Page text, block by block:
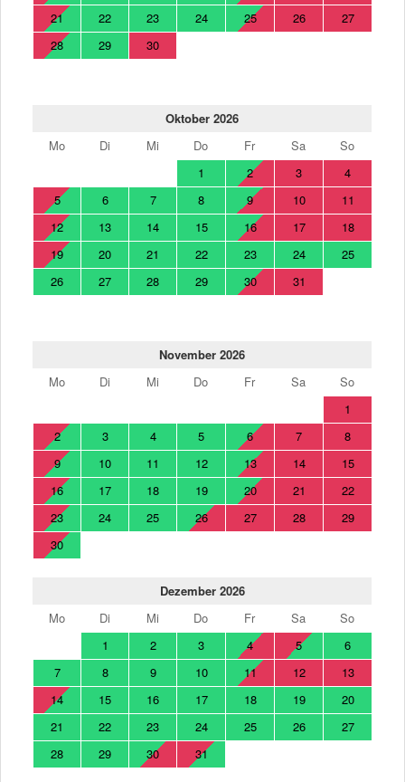
21
22 23 24 25 26
27
28
29 30
Oktober 2026
Mo
Di Mi Do Fr Sa
So
1
2 3
4
5
6 7 8 9 10
11
12
13 14 15 16 17
18
19
20 21 22 23 24
25
26
27 28 29 30 31
November 2026
Mo
Di Mi Do Fr Sa
So
1
2
3 4 5 6 7
8
9
10 11 12 13 14
15
16
17 18 19 20 21
22
23
24 25 26 27 28
29
30
Dezember 2026
Mo
Di Mi Do Fr Sa
So
1
2 3 4 5
6
7
8 9 10 11 12
13
14
15 16 17 18 19
20
21
22 23 24 25 26
27
28
29 30 31